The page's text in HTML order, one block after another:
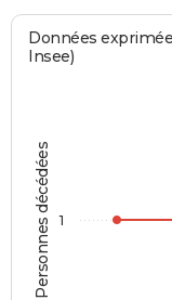
Personnes décédées
Données
Insee)
1